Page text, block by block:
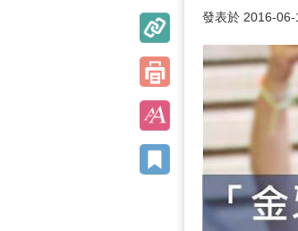
發表於 2016-